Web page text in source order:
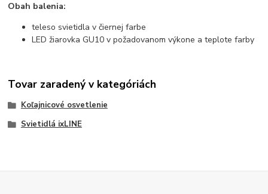
Obah balenia:
teleso svietidla v čiernej farbe
LED žiarovka GU10 v požadovanom výkone a teplote farby
Tovar zaradený v kategóriách
Koľajnicové osvetlenie
Svietidlá ixLINE